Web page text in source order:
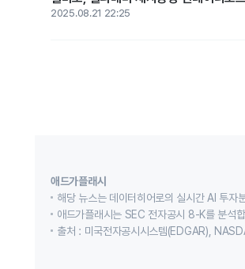
2025.08.21 22:25
애드가플래시
해당 뉴스는 데이터히어로의 실시간 AI 투자
애드가플래시는 SEC 전자공시 8-K를 분석
출처 : 미국전자공시시스템(EDGAR),